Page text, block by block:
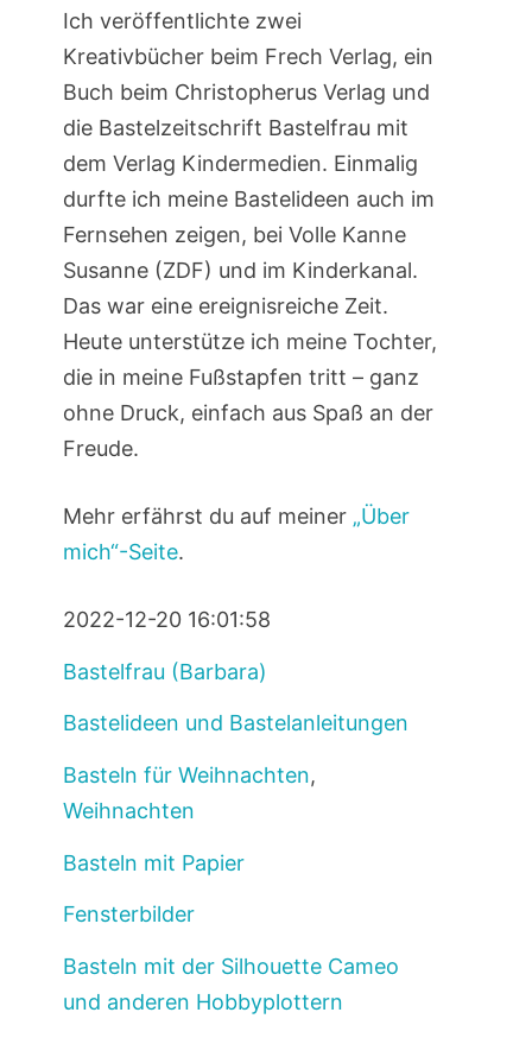
Ich veröffentlichte zwei
Kreativbücher beim Frech Verlag, ein
Buch beim Christopherus Verlag und
die Bastelzeitschrift Bastelfrau mit
dem Verlag Kindermedien. Einmalig
durfte ich meine Bastelideen auch im
Fernsehen zeigen, bei Volle Kanne
Susanne (ZDF) und im Kinderkanal.
Das war eine ereignisreiche Zeit.
Heute unterstütze ich meine Tochter,
die in meine Fußstapfen tritt – ganz
ohne Druck, einfach aus Spaß an der
Freude.
Mehr erfährst du auf meiner „Über
mich“-Seite.
2022-12-20 16:01:58
Bastelfrau (Barbara)
Bastelideen und Bastelanleitungen
Basteln für Weihnachten,
Weihnachten
Basteln mit Papier
Fensterbilder
Basteln mit der Silhouette Cameo
und anderen Hobbyplottern